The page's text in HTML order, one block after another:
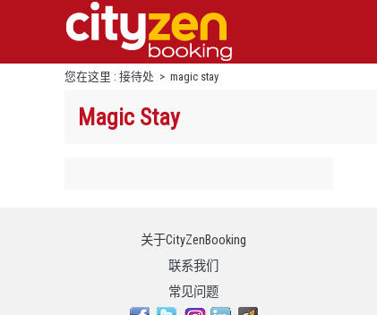
您在这里 : 接待处 > magic stay
Magic Stay
关于CityZenBooking
联系我们
常见问题